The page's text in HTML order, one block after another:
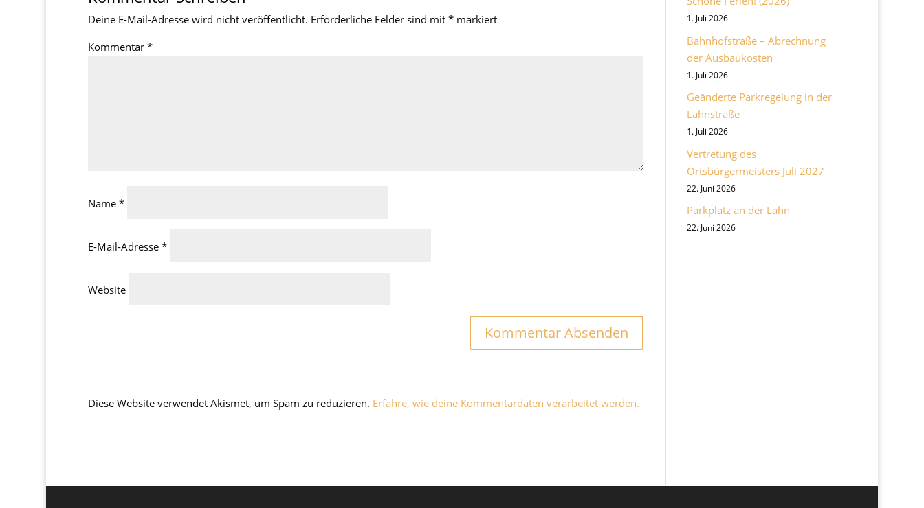
Deine E-Mail-Adresse wird nicht veröffentlicht. Erforderliche Felder sind mit *markiert
Kommentar *
Name *
E-Mail-Adresse *
Website
Diese Website verwendet Akismet, um Spam zu reduzieren. Erfahre, wie deine Kommentardaten verarbeitet werden.
1. Juli 2026
Bahnhofstraße – Abrechnung
der Ausbaukosten
1. Juli 2026
Geänderte Parkregelung in der
Lahnstraße
1. Juli 2026
Vertretung des
Ortsbürgermeisters Juli 2027
22. Juni 2026
Parkplatz an der Lahn
22. Juni 2026